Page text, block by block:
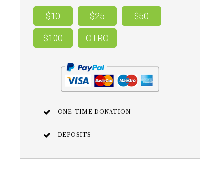
$10 $25 $50
$100 OTRO
ONE-TIME DONATION
DEPOSITS